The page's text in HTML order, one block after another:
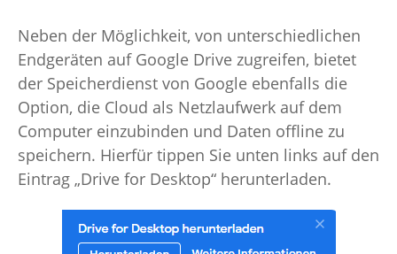
Neben der Möglichkeit, von unterschiedlichen
Endgeräten auf Google Drive zugreifen, bietet
der Speicherdienst von Google ebenfalls die
Option, die Cloud als Netzlaufwerk auf dem
Computer einzubinden und Daten offline zu
speichern. Hierfür tippen Sie unten links auf den
Eintrag „Drive for Desktop“ herunterladen.